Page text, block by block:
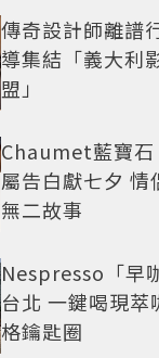
傳奇設計師離譜
導集結「義大利
盟」
Chaumet藍寶石
屬告白獻七夕 情
無二故事
Nespresso「早
台北 一鍵喝現萃
格鑰匙圈